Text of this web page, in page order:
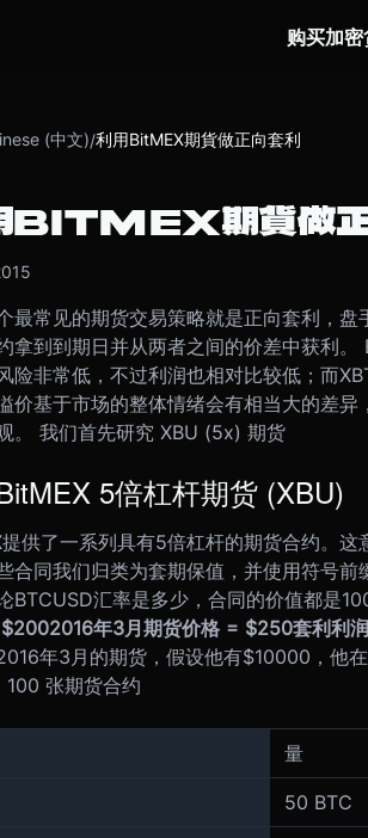
购买加
(中文)/利用BitMEX期貨做正向套利
BITMEX期貨做
最常见的期货交易策略就是正向套利，
拿到到期日并从两者之间的价差中获利
险非常低，不过利润也相对比较低；而
价基于市场的整体情绪会有相当大的差
。 我们首先研究 XBU (5x) 期货
5倍杠杆期货 (XBU)
供了一系列具有5倍杠杆的期货合约。
合同我们归类为套期保值，并使用符号
BTCUSD汇率是多少，合同的价值都是
2016年3月期货价格 = $250套利利
年3月的期货，假设他有$10000，他
张期货合约
量
50 BTC